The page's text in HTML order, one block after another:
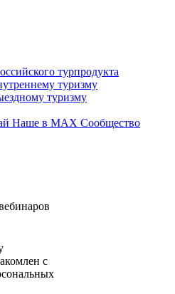
турпродукта
туризму
туризму
Наше в MAX Сообщество
с